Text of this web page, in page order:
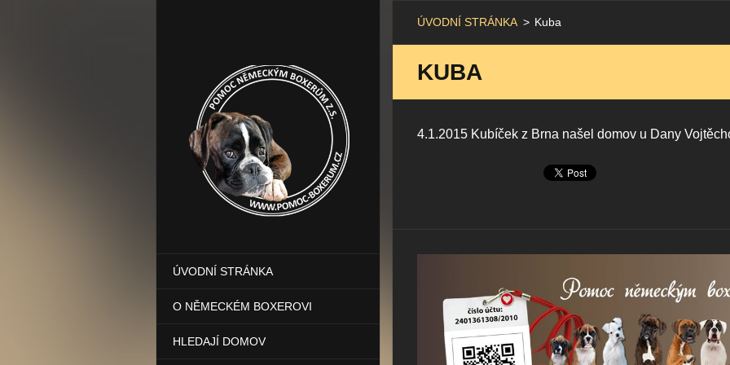
ÚVODNÍ STRÁNKA
O NĚMECKÉM BOXEROVI
HLEDAJÍ DOMOV
ÚVODNÍ STRÁNKA > Kuba
KUBA
4.1.2015 Kubíček z Brna našel domov u Dany